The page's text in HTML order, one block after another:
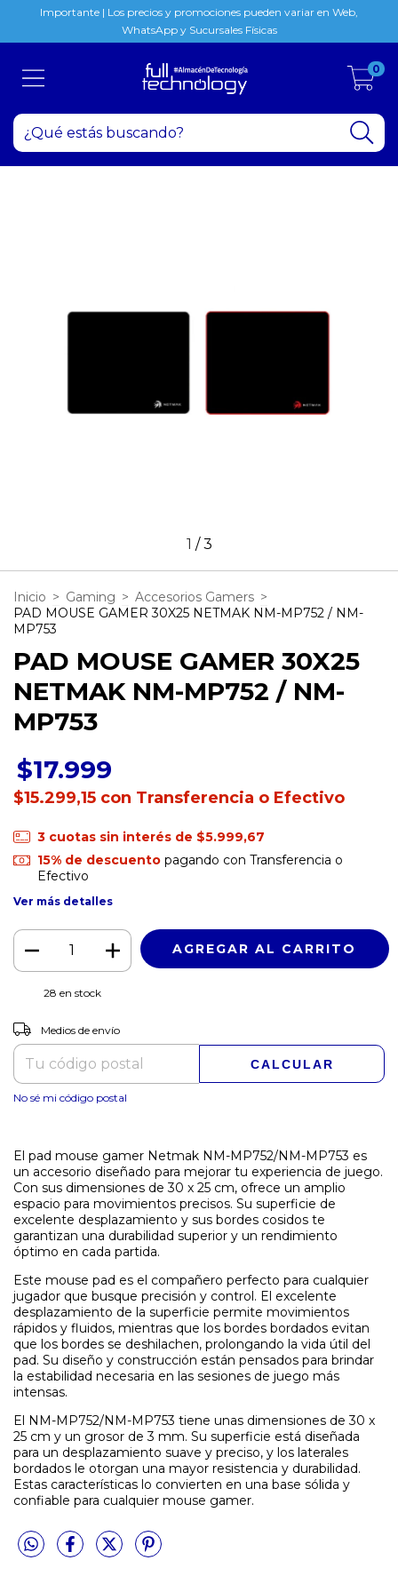
Importante | Los precios y promociones pueden variar en Web,
WhatsApp y Sucursales Físicas
0
1 /3
Inicio > Gaming > Accesorios Gamers >
PAD MOUSE GAMER 30X25 NETMAK NM-MP752 / NM-
MP753
PAD MOUSE GAMER 30X25
NETMAK NM-MP752 / NM-
MP753
$17.999
$15.299,15 con Transferencia o Efectivo
3 cuotas sin interés de $5.999,67
15% de descuentopagando con Transferencia o
Efectivo
Ver más detalles
28 en stock
Entregas para el CP:
Medios de envío
CALCULAR
No sé mi código postal
El pad mouse gamer Netmak NM-MP752/NM-MP753 es
un accesorio diseñado para mejorar tu experiencia de juego.
Con sus dimensiones de 30 x 25 cm, ofrece un amplio
espacio para movimientos precisos. Su superficie de
excelente desplazamiento y sus bordes cosidos te
garantizan una durabilidad superior y un rendimiento
óptimo en cada partida.
Este mouse pad es el compañero perfecto para cualquier
jugador que busque precisión y control. El excelente
desplazamiento de la superficie permite movimientos
rápidos y fluidos, mientras que los bordes bordados evitan
que los bordes se deshilachen, prolongando la vida útil del
pad. Su diseño y construcción están pensados para brindar
la estabilidad necesaria en las sesiones de juego más
intensas.
El NM-MP752/NM-MP753 tiene unas dimensiones de 30 x
25 cm y un grosor de 3 mm. Su superficie está diseñada
para un desplazamiento suave y preciso, y los laterales
bordados le otorgan una mayor resistencia y durabilidad.
Estas características lo convierten en una base sólida y
confiable para cualquier mouse gamer.